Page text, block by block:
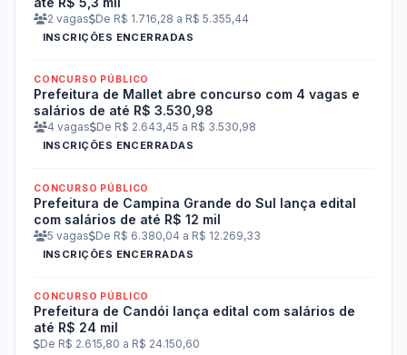
2 vagas De R$ 1.716,28 a R$ 5.355,44
INSCRIÇÕES ENCERRADAS
CONCURSO PÚBLICO
Prefeitura de Mallet abre concurso com 4 vagas e
salários de até R$ 3.530,98
4 vagas De R$ 2.643,45 a R$ 3.530,98
INSCRIÇÕES ENCERRADAS
CONCURSO PÚBLICO
Prefeitura de Campina Grande do Sul lança edital
com salários de até R$ 12 mil
5 vagas De R$ 6.380,04 a R$ 12.269,33
INSCRIÇÕES ENCERRADAS
CONCURSO PÚBLICO
Prefeitura de Candói lança edital com salários de
até R$ 24 mil
De R$ 2.615,80 a R$ 24.150,60